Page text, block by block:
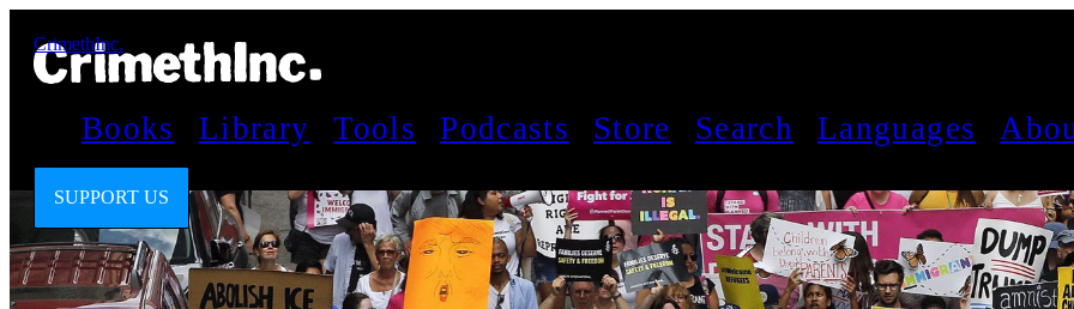
CrimethInc.
Books Library Tools Podcasts Store Search Languages
SUPPORT US